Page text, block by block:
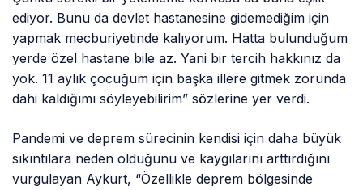
ediyor. Bunu da devlet hastanesine gidemediğim için
yapmak mecburiyetinde kalıyorum. Hatta bulunduğum
yerde özel hastane bile az. Yani bir tercih hakkınız da
yok. 11 aylık çocuğum için başka illere gitmek zorunda
dahi kaldığımı söyleyebilirim” sözlerine yer verdi.
Pandemi ve deprem sürecinin kendisi için daha büyük
sıkıntılara neden olduğunu ve kaygılarını arttırdığını
vurgulayan Aykurt, “Özellikle deprem bölgesinde